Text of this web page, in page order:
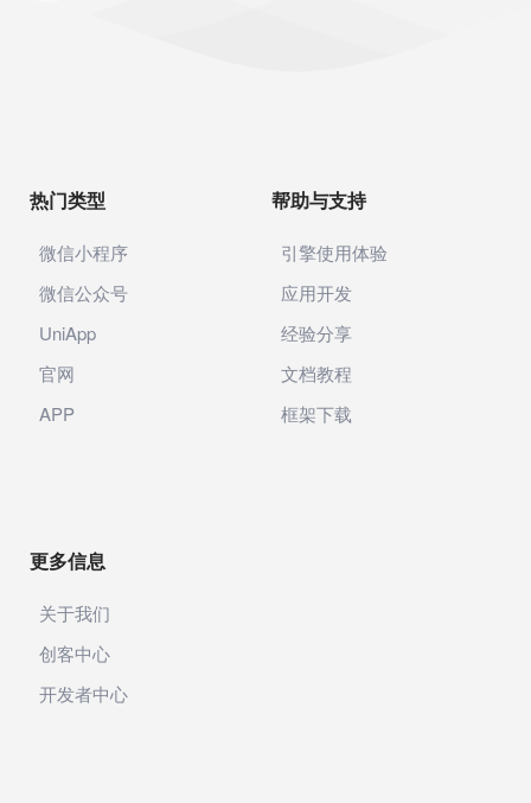
热门类型
微信小程序
微信公众号
UniApp
官网
APP
帮助与支持
引擎使用体验
应用开发
经验分享
文档教程
框架下载
更多信息
关于我们
创客中心
开发者中心